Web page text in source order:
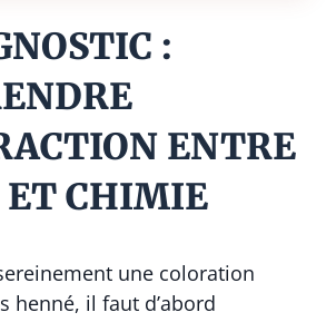
:
ENTRE
ET CHIMIE
une coloration
henné, il faut d’abord